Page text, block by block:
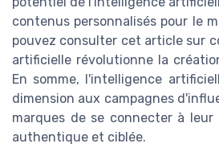
contenus personnalisés pour le
pouvez consulter cet article sur
artificielle révolutionne la
En somme, l'intelligence
dimension aux campagnes
marques de se connecter à leur
authentique et ciblée.